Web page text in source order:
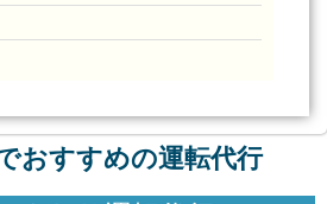
おすすめの運転代行